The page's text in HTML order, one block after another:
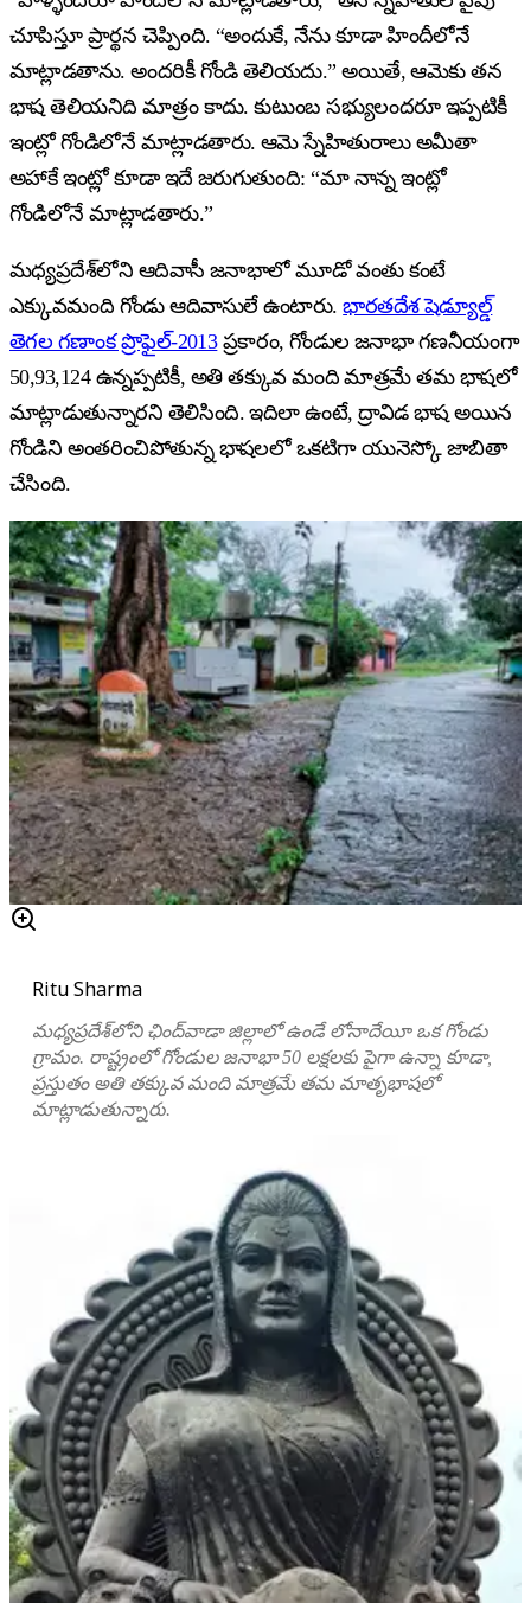
చూపిస్తూ ప్రార్థన చెప్పింది. “అందుకే, నేను కూడా హిందీలోనే
మాట్లాడతాను. అందరికీ గోండి తెలియదు.” అయితే, ఆమెకు తన
భాష తెలియనిది మాత్రం కాదు. కుటుంబ సభ్యులందరూ ఇప్పటికీ
ఇంట్లో గోండిలోనే మాట్లాడతారు. ఆమె స్నేహితురాలు అమీతా
అహాకే ఇంట్లో కూడా ఇదే జరుగుతుంది: “మా నాన్న ఇంట్లో
గోండిలోనే మాట్లాడతారు.”
మధ్యప్రదేశ్‌లోని ఆదివాసీ జనాభాలో మూడో వంతు కంటే
ఎక్కువమంది గోండు ఆదివాసులే ఉంటారు.భారతదేశ షెడ్యూల్డ్
తెగల గణాంక ప్రొఫైల్-2013ప్రకారం, గోండుల జనాభా గణనీయంగా
50,93,124 ఉన్నప్పటికీ, అతి తక్కువ మంది మాత్రమే తమ భాషలో
మాట్లాడుతున్నారని తెలిసింది. ఇదిలా ఉంటే, ద్రావిడ భాష అయిన
గోండిని అంతరించిపోతున్న భాషలలో ఒకటిగా యునెస్కో జాబితా
చేసింది.
Ritu Sharma
మధ్యప్రదేశ్‌లోని ఛింద్‌వాడా జిల్లాలో ఉండే లోనాదేయీ ఒక గోండు
గ్రామం. రాష్ట్రంలో గోండుల జనాభా 50 లక్షలకు పైగా ఉన్నా కూడా,
ప్రస్తుతం అతి తక్కువ మంది మాత్రమే తమ మాతృభాషలో
మాట్లాడుతున్నారు.